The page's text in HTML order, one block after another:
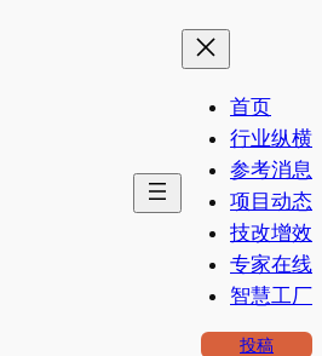
首页
行业纵横
参考消息
项目动态
技改增效
专家在线
智慧工厂
投稿